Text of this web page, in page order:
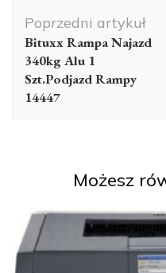
wpisu
Poprzedni artykuł
Bituxx Rampa Najazd
340kg Alu 1
Szt.Podjazd Rampy
14447
Możesz